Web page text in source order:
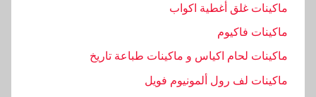
ماكينات غلق أغطية اكواب
ماكينات فاكيوم
ماكينات لحام اكياس و ماكينات طباعة تاريخ
ماكينات لف رول ألمونيوم فويل